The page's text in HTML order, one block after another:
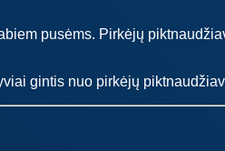
pusėms. Pirkėjų
gintis nuo pirkėjų